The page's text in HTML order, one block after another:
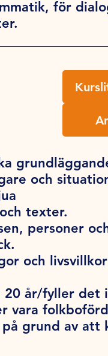
för
och
texter.
personer
och
20 år/fyller det
vara
grund av att